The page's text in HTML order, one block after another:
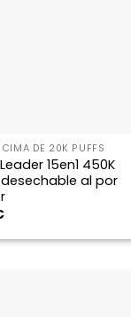
DE 20K PUFFS
15en1 450K
al por